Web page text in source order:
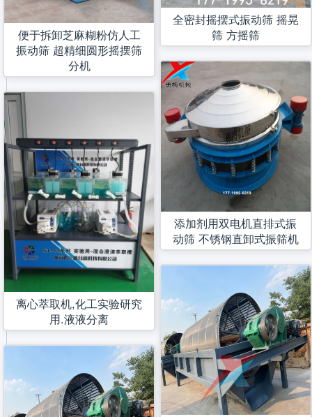
便于拆卸芝麻糊粉仿人工
振动筛 超精细圆形摇摆筛
分机
离心萃取机,化工实验研究
用.液液分离
全密封摇摆式振动筛 摇晃
筛 方摇筛
添加剂用双电机直排式振
动筛 不锈钢直卸式振筛机